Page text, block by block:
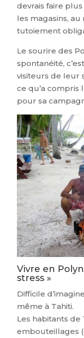
devrais faire
les magasins,
tutoiement
Le sourire des
spontanéité,
visiteurs de leur
ce qu’a compris
pour sa
Vivre en
stress »
Difficile
même à Tahiti.
Les habitants de
embouteillages